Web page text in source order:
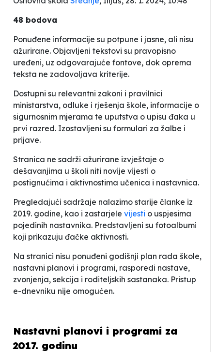
48 bodova
Ponuđene informacije su potpune i jasne, ali nisu
ažurirane. Objavljeni tekstovi su pravopisno
uređeni, uz odgovarajuće fontove, dok oprema
teksta ne zadovoljava kriterije.
Dostupni su relevantni zakoni i pravilnici
ministarstva, odluke i rješenja škole, informacije o
sigurnosnim mjerama te uputstva o upisu đaka u
prvi razred. Izostavljeni su formulari za žalbe i
prijave.
Stranica ne sadrži ažurirane izvještaje o
dešavanjima u školi niti novije vijesti o
postignućima i aktivnostima učenica i nastavnica.
Pregledajući sadržaje nalazimo starije članke iz
2019. godine, kao i zastarjele vijesti o uspjesima
pojedinih nastavnika. Predstavljeni su fotoalbumi
koji prikazuju đačke aktivnosti.
Na stranici nisu ponuđeni godišnji plan rada škole,
nastavni planovi i programi, rasporedi nastave,
zvonjenja, sekcija i roditeljskih sastanaka. Pristup
e-dnevniku nije omogućen.
Nastavni planovi i programi za
2017. godinu